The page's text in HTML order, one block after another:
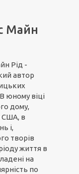
Майн
Рід -
автор
юному віці
дому,
США, в
і,
творів
життя в
на
по